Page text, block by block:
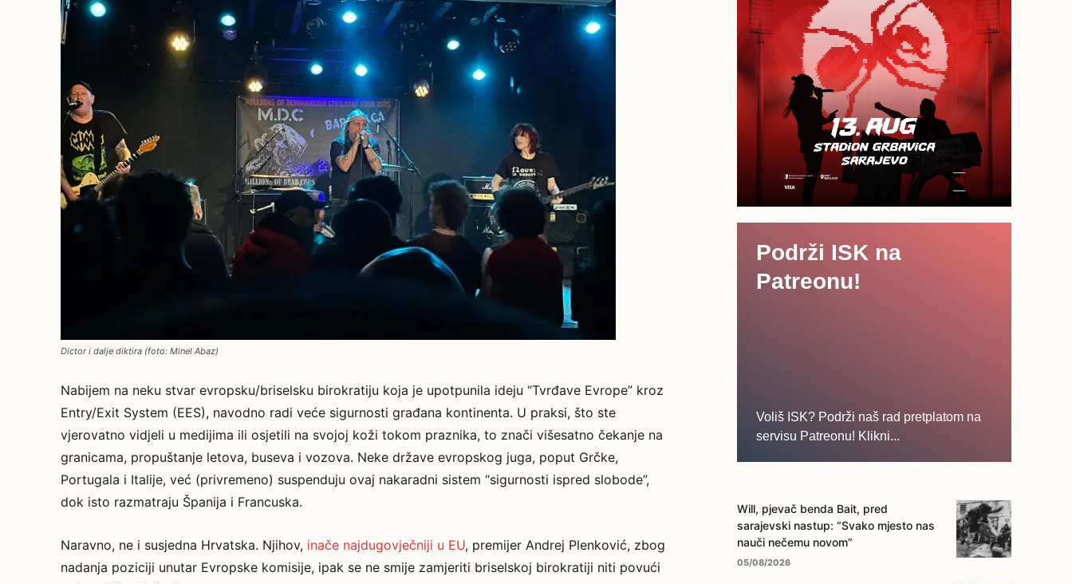
Dictor i dalje diktira (foto: Minel Abaz)
Nabijem na neku stvar evropsku/briselsku birokratiju koja je upotpunila ideju “Tvrđave Evrope” kroz
Entry/Exit System (EES), navodno radi veće sigurnosti građana kontinenta. U praksi, što ste
vjerovatno vidjeli u medijima ili osjetili na svojoj koži tokom praznika, to znači višesatno čekanje na
granicama, propuštanje letova, buseva i vozova. Neke države evropskog juga, poput Grčke,
Portugala i Italije, već (privremeno) suspenduju ovaj nakaradni sistem “sigurnosti ispred slobode”,
dok isto razmatraju Španija i Francuska.
Naravno, ne i susjedna Hrvatska. Njihov, inače najdugovječniji u EU, premijer Andrej Plenković, zbog
nadanja poziciji unutar Evropske komisije, ipak se ne smije zamjeriti briselskoj birokratiji niti povući
Podrži ISK na
Patreonu!
Voliš ISK? Podrži naš rad pretplatom na
servisu Patreonu! Klikni...
Will, pjevač benda Bait, pred
sarajevski nastup: “Svako mjesto nas
nauči nečemu novom”
05/08/2026